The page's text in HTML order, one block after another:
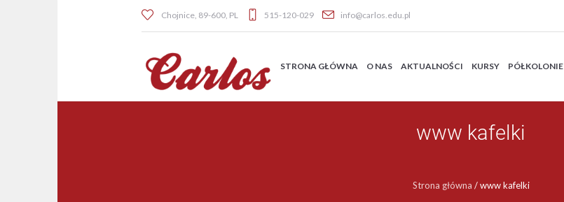
Chojnice, 89-600, PL 515-120-029 info@carlos.edu.pl
STRONA GŁÓWNA O NAS AKTUALNOŚCI KURSY PÓŁKOLONIE
www kafelki
Strona główna /www kafelki